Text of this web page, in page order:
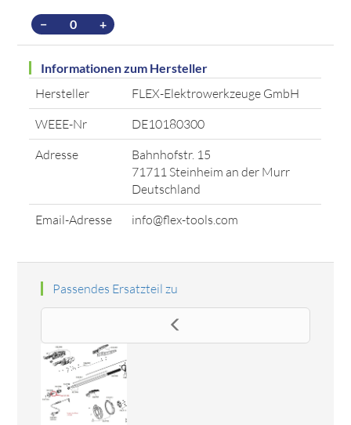
− +
Informationen zum Hersteller
Hersteller
FLEX-Elektrowerkzeuge GmbH
WEEE-Nr
DE10180300
Adresse
Bahnhofstr. 15
71711 Steinheim an der Murr
Deutschland
Email-Adresse
info@flex-tools.com
Passendes Ersatzteil zu